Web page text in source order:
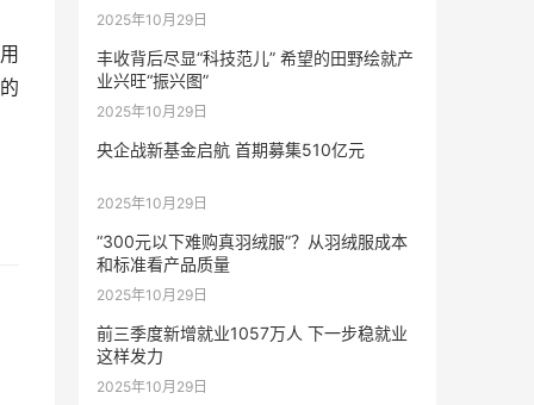
2025年10月29日
丰收背后尽显“科技范儿” 希望的田野绘就产
业兴旺“振兴图”
2025年10月29日
央企战新基金启航 首期募集510亿元
2025年10月29日
“300元以下难购真羽绒服”？从羽绒服成本
和标准看产品质量
2025年10月29日
前三季度新增就业1057万人 下一步稳就业
这样发力
2025年10月29日